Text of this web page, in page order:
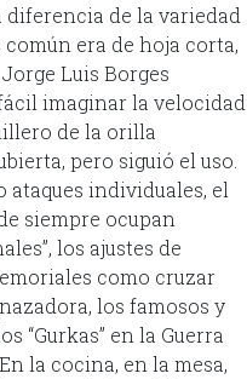
de la variedad
era de hoja corta,
Luis Borges
imaginar la velocidad
de la orilla
pero siguió el uso.
ataques individuales, el
siempre ocupan
los ajustes de
como cruzar
los famosos y
“Gurkas” en la Guerra
la cocina, en la mesa,